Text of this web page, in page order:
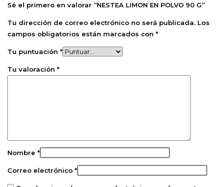
Sé el primero en valorar “NESTEA LIMON EN POLVO 90 G”
Tu dirección de correo electrónico no será publicada. Los
campos obligatorios están marcados con *
Tu puntuación *
Tu valoración *
Nombre *
Correo electrónico *